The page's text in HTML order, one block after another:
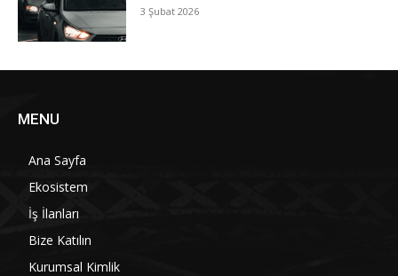
3 Şubat 2026
MENU
Ana Sayfa
Ekosistem
İş İlanları
Bize Katılın
Kurumsal Kimlik